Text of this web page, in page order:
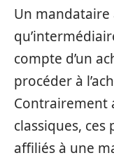
Un
compte d’un
procéder à
Contrairement
classiques,
affiliés à une